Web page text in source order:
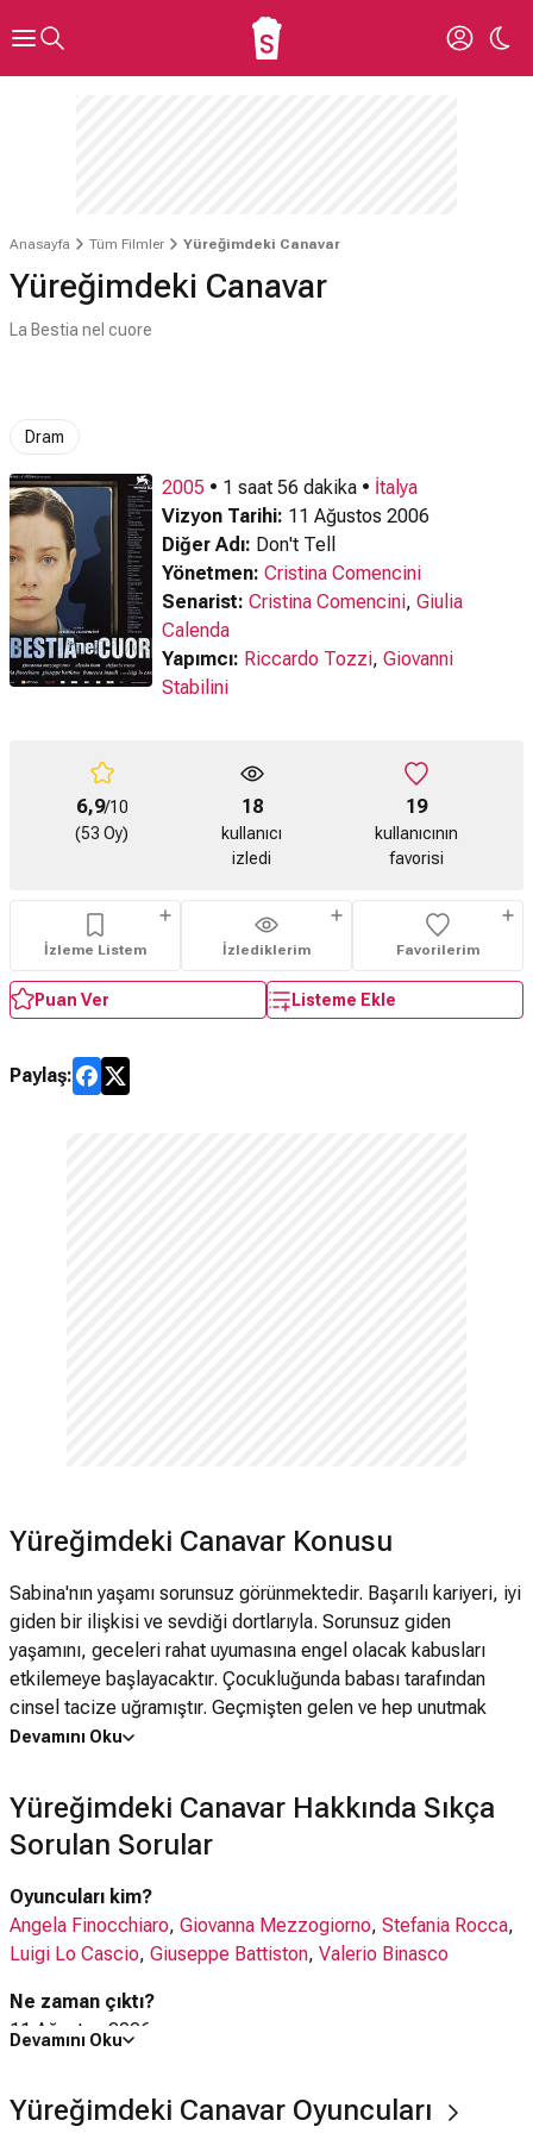
Anasayfa Tüm Filmler Yüreğimdeki Canavar
Yüreğimdeki Canavar
La Bestia nel cuore
Dram
2005 • 1 saat 56 dakika • İtalya
Vizyon Tarihi: 11 Ağustos 2006
Diğer Adı: Don't Tell
Yönetmen: Cristina Comencini
Senarist: Cristina Comencini, Giulia
Calenda
Yapımcı: Riccardo Tozzi, Giovanni
Stabilini
6,9/10
(53 Oy)
18
kullanıcı
izledi
19
kullanıcının
favorisi
İzleme Listem İzlediklerim Favorilerim
Puan Ver Listeme Ekle
Paylaş:
Yüreğimdeki Canavar Konusu
Sabina'nın yaşamı sorunsuz görünmektedir. Başarılı kariyeri, iyi
giden bir ilişkisi ve sevdiği dortlarıyla. Sorunsuz giden
yaşamını, geceleri rahat uyumasına engel olacak kabusları
etkilemeye başlayacaktır. Çocukluğunda babası tarafından
cinsel tacize uğramıştır. Geçmişten gelen ve hep unutmak
istediği ailesi ile ilgili anıların, Sabina unutmak istedikçe
kadar kimseyle paylaşamamıştır. Bir türlü peşini bırakmayan
kötü anıların sonucunda, geçmişiyle yüzleşmek için
Amerika'da oturan erkek kardeşini ziyaret etmeye karar verir.
iyi yabancı film dalında Oscar'a aday olmuştur.
Devamını Oku
Yüreğimdeki Canavar Hakkında Sıkça
Sorulan Sorular
Oyuncuları kim?
Angela Finocchiaro, Giovanna Mezzogiorno, Stefania Rocca,
Luigi Lo Cascio, Giuseppe Battiston, Valerio Binasco
Ne zaman çıktı?
11 Ağustos 2006
Yüreğimdeki Canavar filmiİtalya'da çekilmiştir.
Devamını Oku
Yüreğimdeki Canavar Oyuncuları